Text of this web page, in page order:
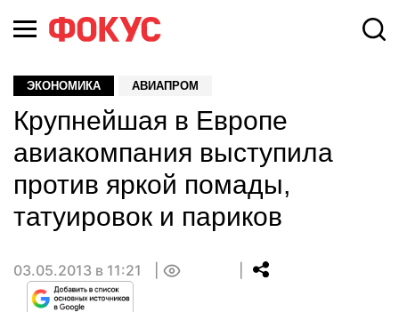
ЭКОНОМИКА АВИАПРОМ
Крупнейшая в Европе
авиакомпания выступила
против яркой помады,
татуировок и париков
03.05.2013 в 11:21